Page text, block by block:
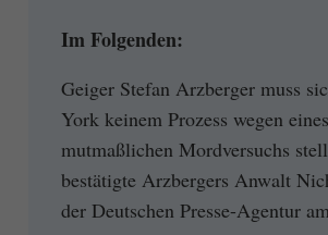
Im Folgenden:
Geiger Stefan Arzberger muss
York keinem Prozess wegen eines
mutmaßlichen Mordversuchs
bestätigte Arzbergers Anwalt
der Deutschen Presse-Agentur